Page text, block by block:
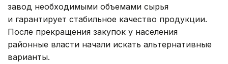
завод необходимыми объемами сырья
и гарантирует стабильное качество продукции.
После прекращения закупок у населения
районные власти начали искать альтернативные
варианты.